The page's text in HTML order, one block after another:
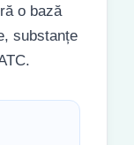
o bază
substanțe